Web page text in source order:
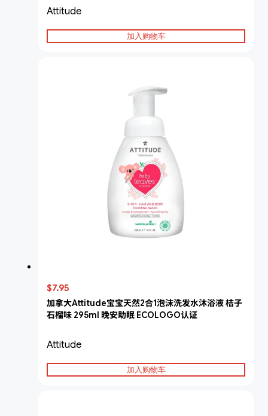
Attitude
加入购物车
$7.95
加拿大Attitude宝宝天然2合1泡沫洗发水沐浴液 桔子
石榴味 295ml 晚安助眠 ECOLOGO认证
Attitude
加入购物车